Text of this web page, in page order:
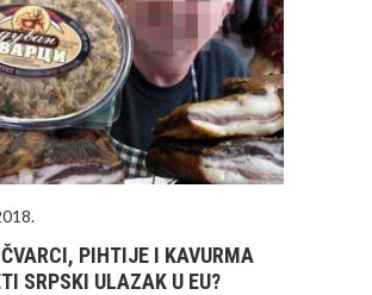
PIHTIJE I KAVURMA
SRPSKI ULAZAK U EU?